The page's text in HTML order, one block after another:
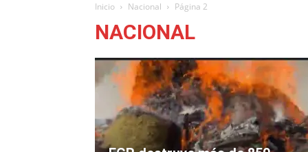
Inicio Nacional Página 2
NACIONAL